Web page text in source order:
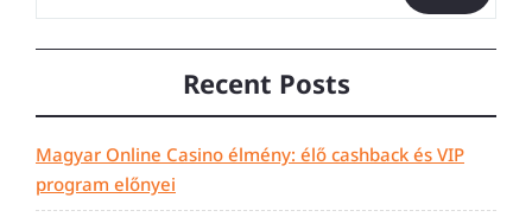
Recent Posts
Magyar Online Casino élmény: élő cashback és VIP
program előnyei